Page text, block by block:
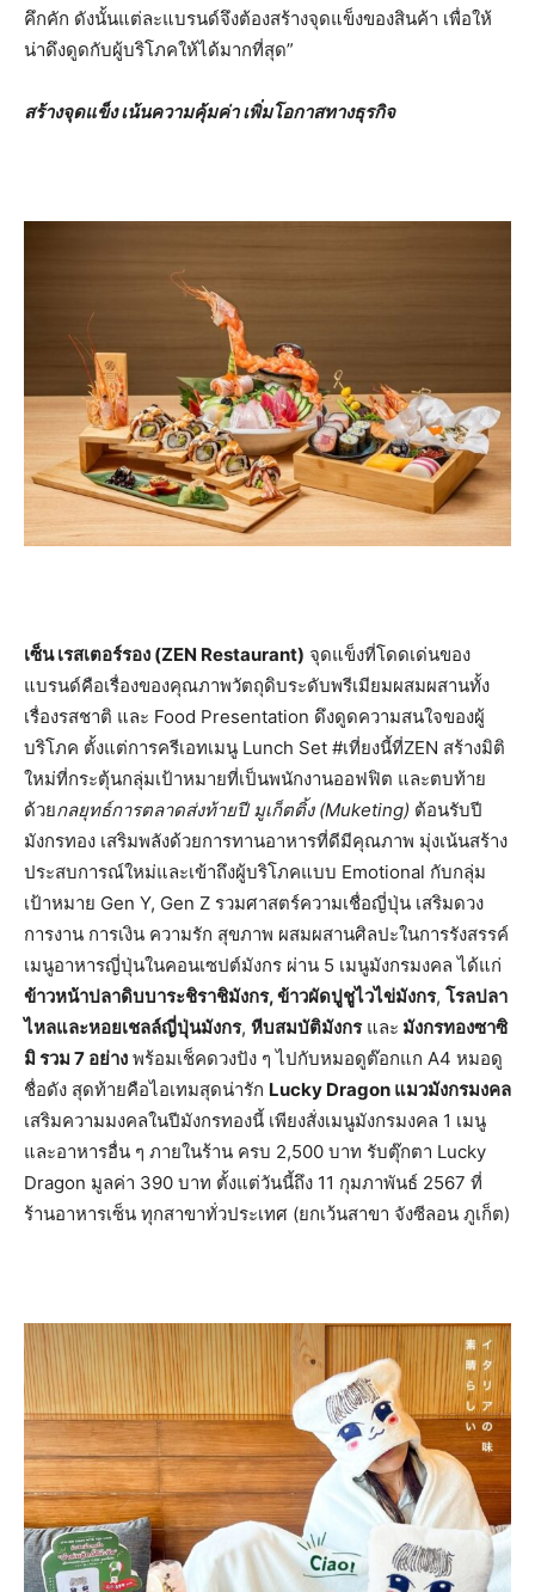
คึกคัก ดังนั้นแต่ละแบรนด์จึงต้องสร้างจุดแข็งของสินค้า เพื่อให้
น่าดึงดูดกับผู้บริโภคให้ได้มากที่สุด”
สร้างจุดแข็ง เน้นความคุ้มค่า เพิ่มโอกาสทางธุรกิจ
เซ็น เรสเตอร์รอง (ZEN Restaurant) จุดแข็งที่โดดเด่นของ
แบรนด์คือเรื่องของคุณภาพวัตถุดิบระดับพรีเมียมผสมผสานทั้ง
เรื่องรสชาติ และ Food Presentation ดึงดูดความสนใจของผู้
บริโภค ตั้งแต่การครีเอทเมนู Lunch Set #เที่ยงนี้ที่ZEN สร้างมิติ
ใหม่ที่กระตุ้นกลุ่มเป้าหมายที่เป็นพนักงานออฟฟิต และตบท้าย
ด้วยกลยุทธ์การตลาดส่งท้ายปี มูเก็ตติ้ง (Muketing) ต้อนรับปี
มังกรทอง เสริมพลังด้วยการทานอาหารที่ดีมีคุณภาพ มุ่งเน้นสร้าง
ประสบการณ์ใหม่และเข้าถึงผู้บริโภคแบบ Emotional กับกลุ่ม
เป้าหมาย Gen Y, Gen Z รวมศาสตร์ความเชื่อญี่ปุ่น เสริมดวง
การงาน การเงิน ความรัก สุขภาพ ผสมผสานศิลปะในการรังสรรค์
เมนูอาหารญี่ปุ่นในคอนเซปต์มังกร ผ่าน 5 เมนูมังกรมงคล ได้แก่
ข้าวหน้าปลาดิบบาระชิราชิมังกร, ข้าวผัดปูชูไวไข่มังกร, โรลปลา
ไหลและหอยเชลล์ญี่ปุ่นมังกร, หีบสมบัติมังกรและ มังกรทองซาซิ
มิ รวม 7 อย่าง พร้อมเช็คดวงปัง ๆ ไปกับหมอดูต๊อกแก A4 หมอดู
ชื่อดัง สุดท้ายคือไอเทมสุดน่ารัก Lucky Dragon แมวมังกรมงคล
เสริมความมงคลในปีมังกรทองนี้ เพียงสั่งเมนูมังกรมงคล 1 เมนู
และอาหารอื่น ๆ ภายในร้าน ครบ 2,500 บาท รับตุ๊กตา Lucky
Dragon มูลค่า 390 บาท ตั้งแต่วันนี้ถึง 11 กุมภาพันธ์ 2567 ที่
ร้านอาหารเซ็น ทุกสาขาทั่วประเทศ (ยกเว้นสาขา จังซีลอน ภูเก็ต)